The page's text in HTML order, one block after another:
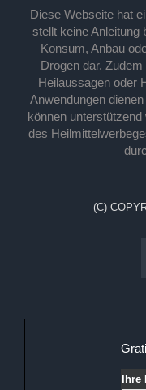
Diese Webseite hat
stellt keine Anleitung
Konsum, Anbau
Drogen dar.
Heilaussagen oder
Anwendungen
können
des
(C)
Ihre